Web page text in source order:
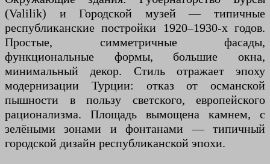
(Valilik) и Городской музей — типичные
республиканские постройки 1920–1930-х годов.
Простые, симметричные фасады,
функциональные формы, большие окна,
минимальный декор. Стиль отражает эпоху
модернизации Турции: отказ от османской
пышности в пользу светского, европейского
рационализма. Площадь вымощена камнем, с
зелёными зонами и фонтанами — типичный
городской дизайн республиканской эпохи.